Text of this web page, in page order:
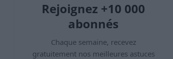
Rejoignez +10 000
abonnés
Chaque semaine, recevez
gratuitement nos meilleures astuces